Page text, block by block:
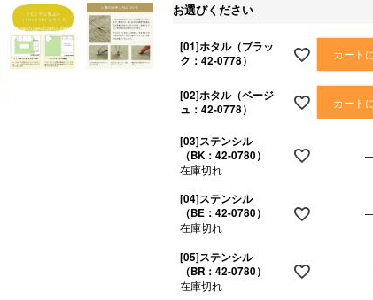
お選びください
[01]ホタル（ブラッ
ク：42-0778）
カート
[02]ホタル（ベージ
ュ：42-0778）
カート
[03]ステンシル
（BK：42-0780）
在庫切れ
[04]ステンシル
（BE：42-0780）
在庫切れ
[05]ステンシル
（BR：42-0780）
在庫切れ